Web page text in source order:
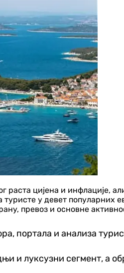
цијена и инфлације,
у девет популарних
превоз и основне
портала и анализа
и луксузни сегмент, а